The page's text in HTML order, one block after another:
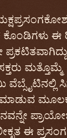
ಈ
ಮಾಡುವ
ಈ